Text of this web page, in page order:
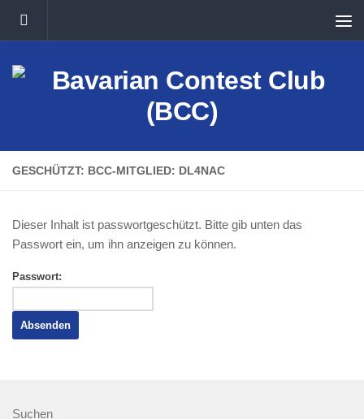
Unter dem Inhalt
GESCHÜTZT: BCC-MITGLIED: DL4NAC
Dieser Inhalt ist passwortgeschützt. Bitte gib unten das
Passwort ein, um ihn anzeigen zu können.
Passwort:
Suchen